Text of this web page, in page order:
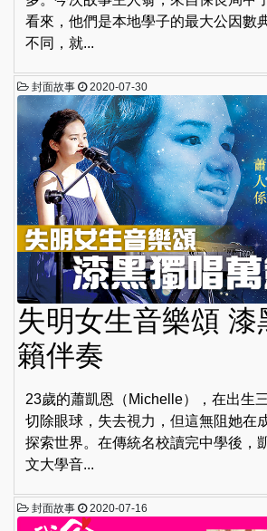
看來，他們是本地學子的最大公因數
不同，就...
封面故事 2020-07-30
失明女生音樂頌 漆
籟伴奏
23歲的蕭凱恩（Michelle），在出生
切除眼球，失去視力，但這無阻她在
探索世界。在傳統名校讀完中學後，
文大學音...
封面故事 2020-07-16